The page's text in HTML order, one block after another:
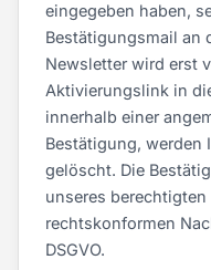
eingegeben haben,
Bestätigungsmail an
Newsletter wird erst
Aktivierungslink in
innerhalb einer
Bestätigung, werden
gelöscht. Die
unseres
rechtskonformen
DSGVO.